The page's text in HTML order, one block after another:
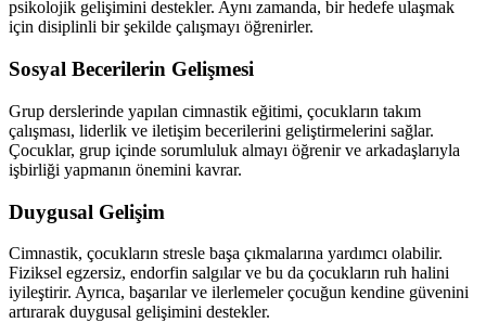
psikolojik gelişimini destekler. Aynı zamanda, bir hedefe ulaşmak
için disiplinli bir şekilde çalışmayı öğrenirler.
Sosyal Becerilerin Gelişmesi
Grup derslerinde yapılan cimnastik eğitimi, çocukların takım
çalışması, liderlik ve iletişim becerilerini geliştirmelerini sağlar.
Çocuklar, grup içinde sorumluluk almayı öğrenir ve arkadaşlarıyla
işbirliği yapmanın önemini kavrar.
Duygusal Gelişim
Cimnastik, çocukların stresle başa çıkmalarına yardımcı olabilir.
Fiziksel egzersiz, endorfin salgılar ve bu da çocukların ruh halini
iyileştirir. Ayrıca, başarılar ve ilerlemeler çocuğun kendine güvenini
artırarak duygusal gelişimini destekler.